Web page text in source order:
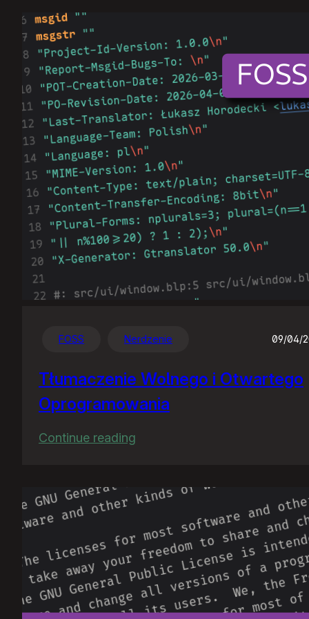
FOSS Nerdzenie 09/04/
Tłumaczenie Wolnego i Otwartego
Oprogramowania
Continue reading
i
Otwartego
Oprogramowania